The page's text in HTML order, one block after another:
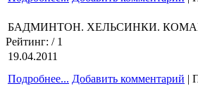
БАДМИНТОН. ХЕЛЬСИНКИ.
Рейтинг: / 1
19.04.2011
Подробнее... Добавить комментарий |